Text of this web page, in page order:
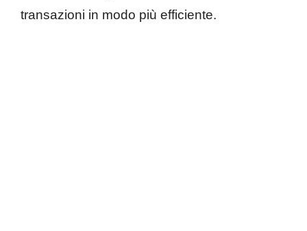
transazioni in modo più efficiente.